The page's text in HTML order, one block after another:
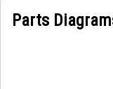
Parts